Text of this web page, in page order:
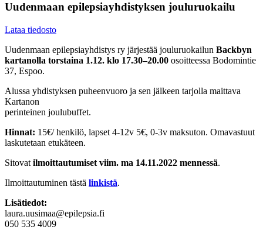
Uudenmaan epilepsiayhdistyksen jouluruokailu
Lataa tiedosto
Uudenmaan epilepsiayhdistys ry järjestää jouluruokailun Backbyn
kartanolla torstaina 1.12. klo 17.30–20.00 osoitteessa Bodomintie
37, Espoo.
Alussa yhdistyksen puheenvuoro ja sen jälkeen tarjolla maittava
Kartanon
perinteinen joulubuffet.
Hinnat: 15€/ henkilö, lapset 4-12v 5€, 0-3v maksuton. Omavastuut
laskutetaan etukäteen.
Sitovat ilmoittautumiset viim. ma 14.11.2022 mennessä.
Ilmoittautuminen tästä linkistä.
Lisätiedot:
laura.uusimaa@epilepsia.fi
050 535 4009